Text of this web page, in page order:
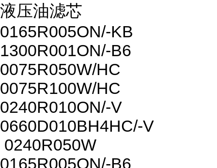
液压油滤芯
0165R005ON/-KB
1300R001ON/-B6
0075R050W/HC
0075R100W/HC
0240R010ON/-V
0660D010BH4HC/-V
0240R050W
0165R005ON/-B6